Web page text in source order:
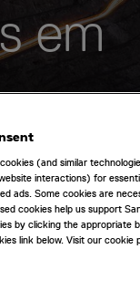
em
o
então,
para
pela
Mathematics.
(and similar
interactions) for
ads. Some cookies are
cookies help us support
by clicking the appropriate
link below. Visit our